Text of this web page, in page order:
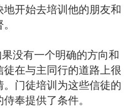
开始去培训他的朋友和
没有一个明确的方向和
在与主同行的道路上很
门徒培训为这些信徒的
奉提供了条件。